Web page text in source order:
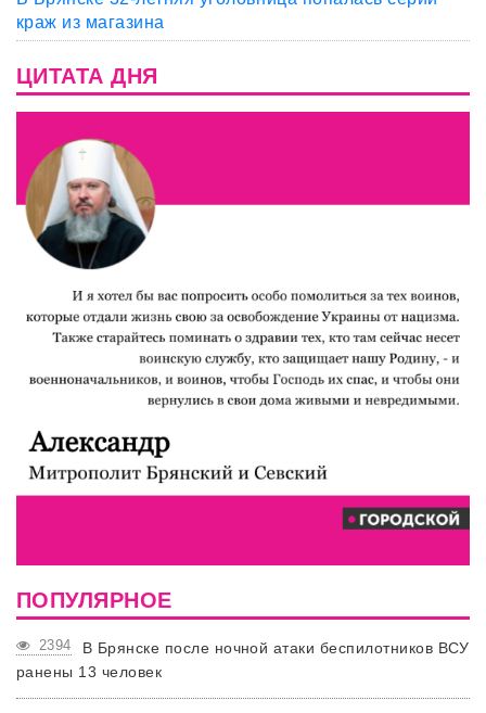
краж из магазина
ЦИТАТА ДНЯ
ПОПУЛЯРНОЕ
2394
В Брянске после ночной атаки беспилотников ВСУ
ранены 13 человек